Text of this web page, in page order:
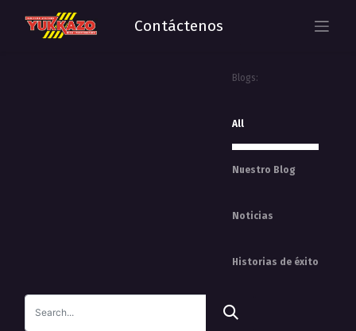
Contáctenos
Blogs:
All
Nuestro Blog
Noticias
Historias de éxito